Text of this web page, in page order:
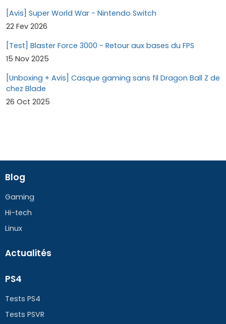
[Avis] Super World War - Nintendo Switch
22 Fev 2026
[Test] Blaster Force 3000 - Retour aux bases du FPS
15 Nov 2025
[Unboxing + Avis] Casque gaming sans fil Dragon Ball Z de
chez Blade
26 Oct 2025
Blog
Gaming
Hi-tech
Linux
Actualités
PS4
Tests PS4
Tests PSVR